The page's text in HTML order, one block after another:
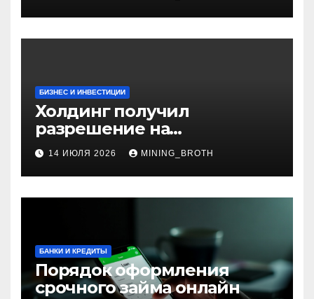
БИЗНЕС И ИНВЕСТИЦИИ
Холдинг получил
разрешение на
приобретение банка в
Турции
14 ИЮЛЯ 2026 MINING_BROTH
БАНКИ И КРЕДИТЫ
Порядок оформления
срочного займа онлайн